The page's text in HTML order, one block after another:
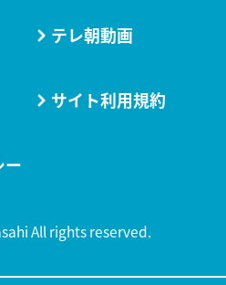
テレ朝動画
サイト利用規約
ー
All rights reserved.